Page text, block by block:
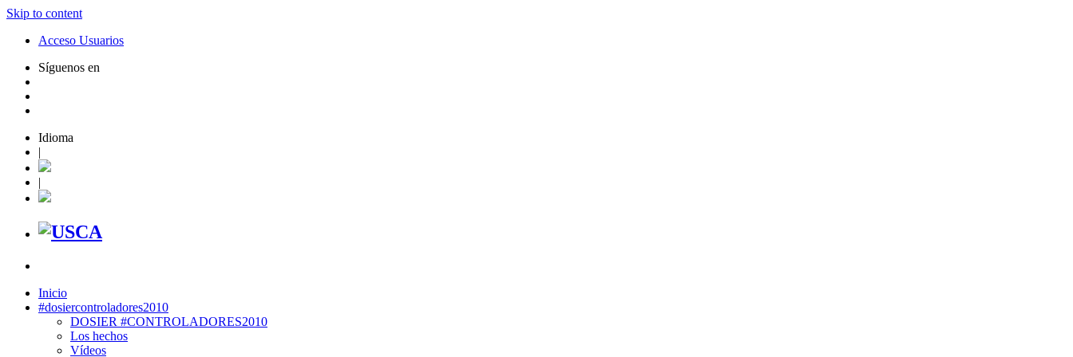
Skip to content
Acceso Usuarios
Síguenos en
Idioma
|
|
Inicio
#dosiercontroladores2010
DOSIER #CONTROLADORES2010
Los hechos
Vídeos